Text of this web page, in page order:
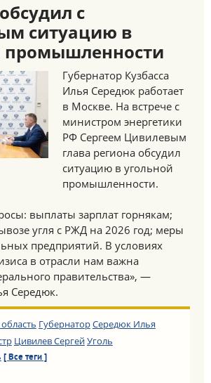
с
ситуацию в
промышленности
Губернатор Кузбасса
Илья Середюк работает
в Москве. На встрече с
министром энергетики
РФ Сергеем Цивилевым
глава региона обсудил
ситуацию в угольной
промышленности.
выплаты зарплат горнякам;
угля с РЖД на 2026 год; меры
предприятий. В условиях
в отрасли нам важна
правительства», —
Середюк.
ГубернаторСередюк Илья
Цивилев СергейУголь
[ Все теги ]